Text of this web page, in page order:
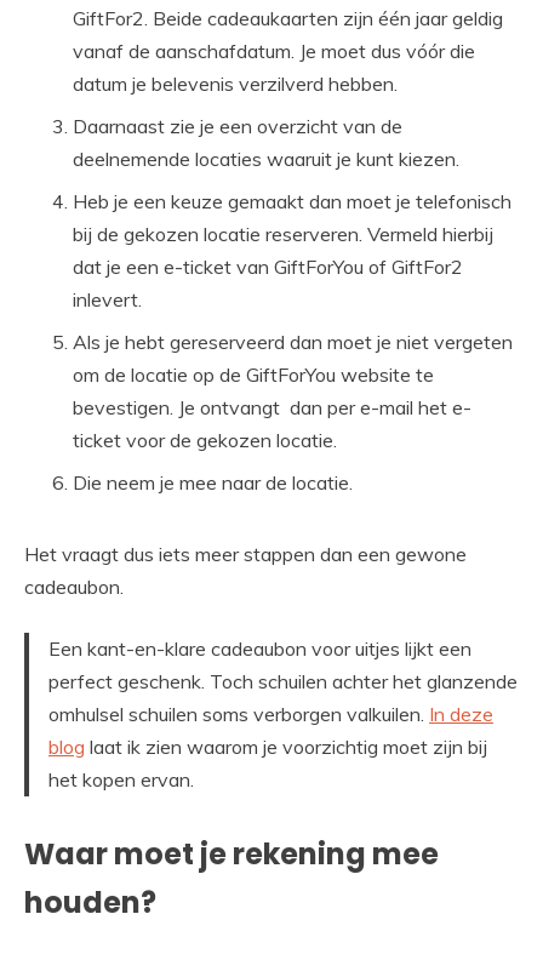
GiftFor2. Beide cadeaukaarten zijn één jaar geldig
vanaf de aanschafdatum. Je moet dus vóór die
datum je belevenis verzilverd hebben.
Daarnaast zie je een overzicht van de
deelnemende locaties waaruit je kunt kiezen.
Heb je een keuze gemaakt dan moet je telefonisch
bij de gekozen locatie reserveren. Vermeld hierbij
dat je een e-ticket van GiftForYou of GiftFor2
inlevert.
Als je hebt gereserveerd dan moet je niet vergeten
om de locatie op de GiftForYou website te
bevestigen. Je ontvangt dan per e-mail het e-
ticket voor de gekozen locatie.
Die neem je mee naar de locatie.
Het vraagt dus iets meer stappen dan een gewone
cadeaubon.
Een kant-en-klare cadeaubon voor uitjes lijkt een
perfect geschenk. Toch schuilen achter het glanzende
omhulsel schuilen soms verborgen valkuilen. In deze
blog laat ik zien waarom je voorzichtig moet zijn bij
het kopen ervan.
Waar moet je rekening mee
houden?